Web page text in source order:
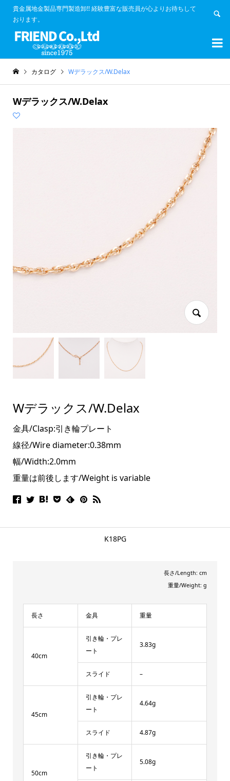
貴金属地金製品専門製造卸!! 経験豊富な販売員が心よりお待ちして
おります。


カタログ Wデラックス/W.Delax
Wデラックス/W.Delax
Wデラックス/W.Delax
金具/Clasp:引き輪プレート
線径/Wire diameter:0.38mm
幅/Width:2.0mm
重量は前後します/Weight is variable
K18PG
長さ/Length: cm
重量/Weight: g
長さ 金具 重量
40cm
引き輪・プレ
ート
3.83g
スライド –
45cm
引き輪・プレ
ート
4.64g
スライド 4.87g
50cm
引き輪・プレ
ート
5.08g